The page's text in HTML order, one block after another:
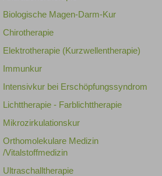
Biologische Magen-Darm-Kur
Chirotherapie
Elektrotherapie (Kurzwellentherapie)
Immunkur
Intensivkur bei Erschöpfungssyndrom
Lichttherapie - Farblichttherapie
Mikrozirkulationskur
Orthomolekulare Medizin
/Vitalstoffmedizin
Ultraschalltherapie